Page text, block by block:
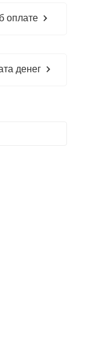
оплате
денег